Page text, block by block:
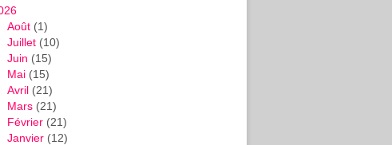
Août (1)
Juillet (10)
Juin (15)
Mai (15)
Avril (21)
Mars (21)
Février (21)
Janvier (12)